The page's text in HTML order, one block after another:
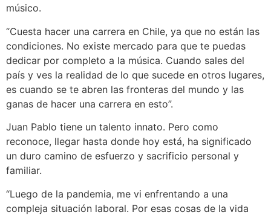
músico.
“Cuesta hacer una carrera en Chile, ya que no están las
condiciones. No existe mercado para que te puedas
dedicar por completo a la música. Cuando sales del
país y ves la realidad de lo que sucede en otros lugares,
es cuando se te abren las fronteras del mundo y las
ganas de hacer una carrera en esto”.
Juan Pablo tiene un talento innato. Pero como
reconoce, llegar hasta donde hoy está, ha significado
un duro camino de esfuerzo y sacrificio personal y
familiar.
“Luego de la pandemia, me vi enfrentando a una
compleja situación laboral. Por esas cosas de la vida